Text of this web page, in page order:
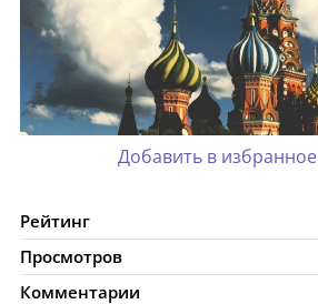
Добавить в избранное
Рейтинг
Просмотров
Комментарии